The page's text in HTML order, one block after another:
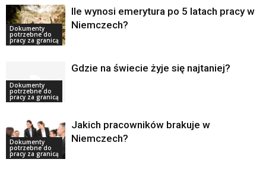
Dokumenty
potrzebne do
pracy za granicą
Ile wynosi emerytura po 5 latach pracy w
Niemczech?
Dokumenty
potrzebne do
pracy za granicą
Gdzie na świecie żyje się najtaniej?
Dokumenty
potrzebne do
pracy za granicą
Jakich pracowników brakuje w
Niemczech?